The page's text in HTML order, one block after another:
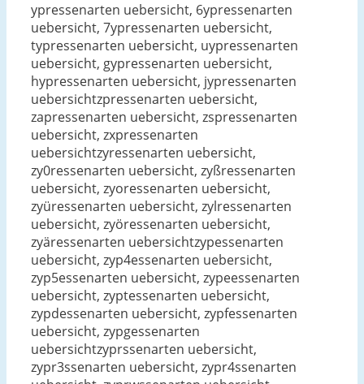
ypressenarten uebersicht, 6ypressenarten
uebersicht, 7ypressenarten uebersicht,
typressenarten uebersicht, uypressenarten
uebersicht, gypressenarten uebersicht,
hypressenarten uebersicht, jypressenarten
uebersichtzpressenarten uebersicht,
zapressenarten uebersicht, zspressenarten
uebersicht, zxpressenarten
uebersichtzyressenarten uebersicht,
zy0ressenarten uebersicht, zyßressenarten
uebersicht, zyoressenarten uebersicht,
zyüressenarten uebersicht, zylressenarten
uebersicht, zyöressenarten uebersicht,
zyäressenarten uebersichtzypessenarten
uebersicht, zyp4essenarten uebersicht,
zyp5essenarten uebersicht, zypeessenarten
uebersicht, zyptessenarten uebersicht,
zypdessenarten uebersicht, zypfessenarten
uebersicht, zypgessenarten
uebersichtzyprssenarten uebersicht,
zypr3ssenarten uebersicht, zypr4ssenarten